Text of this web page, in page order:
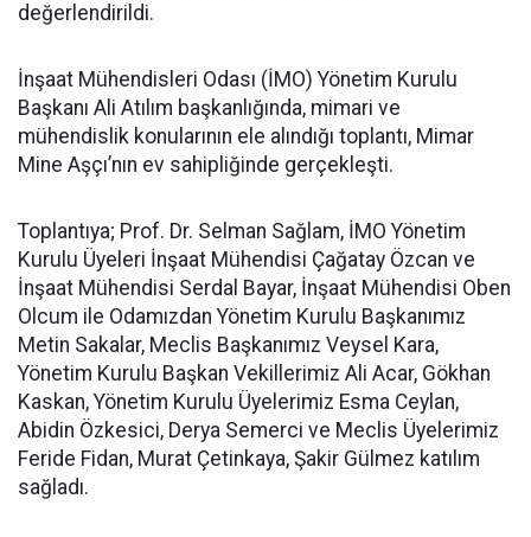
değerlendirildi.
İnşaat Mühendisleri Odası (İMO) Yönetim Kurulu
Başkanı Ali Atılım başkanlığında, mimari ve
mühendislik konularının ele alındığı toplantı, Mimar
Mine Aşçı’nın ev sahipliğinde gerçekleşti.
Toplantıya; Prof. Dr. Selman Sağlam, İMO Yönetim
Kurulu Üyeleri İnşaat Mühendisi Çağatay Özcan ve
İnşaat Mühendisi Serdal Bayar, İnşaat Mühendisi Oben
Olcum ile Odamızdan Yönetim Kurulu Başkanımız
Metin Sakalar, Meclis Başkanımız Veysel Kara,
Yönetim Kurulu Başkan Vekillerimiz Ali Acar, Gökhan
Kaskan, Yönetim Kurulu Üyelerimiz Esma Ceylan,
Abidin Özkesici, Derya Semerci ve Meclis Üyelerimiz
Feride Fidan, Murat Çetinkaya, Şakir Gülmez katılım
sağladı.